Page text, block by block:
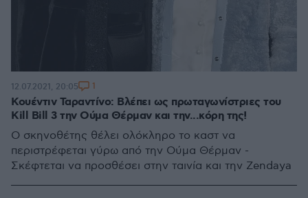
Κουέντιν Ταραντίνο: Βλέπει ως πρωταγωνίστριες του
Kill Bill 3 την Ούμα Θέρμαν και την...κόρη της!
Ο σκηνοθέτης θέλει ολόκληρο το καστ να
περιστρέφεται γύρω από την Ούμα Θέρμαν -
Σκέφτεται να προσθέσει στην ταινία και την Zendaya
12.07.2021, 20:05 1